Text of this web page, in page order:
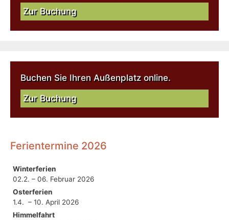
Zur Buchung
Buchen Sie Ihren Außenplatz online.
Zur Buchung
Ferientermine 2026
Winterferien
02.2. – 06. Februar 2026
Osterferien
1.4. – 10. April 2026
Himmelfahrt